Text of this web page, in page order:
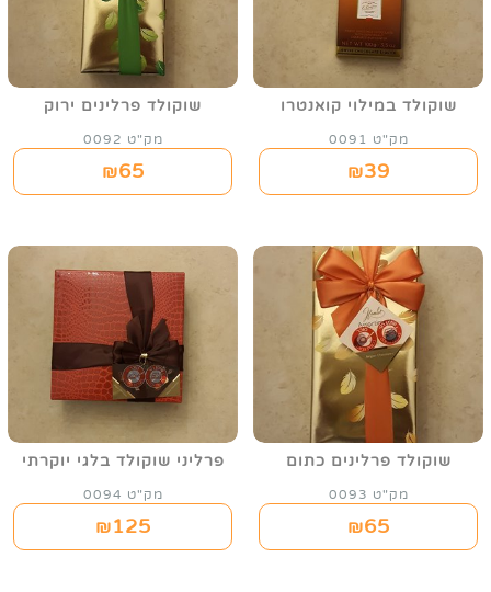
שוקולד במילוי קואנטרו
מק"ט 0091
₪39
שוקולד פרלינים ירוק
מק"ט 0092
₪65
שוקולד פרלינים כתום
מק"ט 0093
₪65
פרליני שוקולד בלגי יוקרתי
מק"ט 0094
₪125